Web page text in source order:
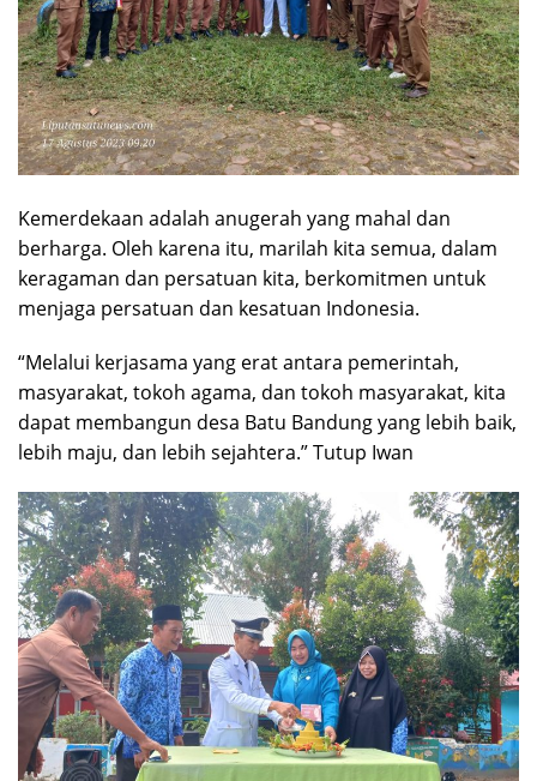
Kemerdekaan adalah anugerah yang mahal dan
berharga. Oleh karena itu, marilah kita semua, dalam
keragaman dan persatuan kita, berkomitmen untuk
menjaga persatuan dan kesatuan Indonesia.
“Melalui kerjasama yang erat antara pemerintah,
masyarakat, tokoh agama, dan tokoh masyarakat, kita
dapat membangun desa Batu Bandung yang lebih baik,
lebih maju, dan lebih sejahtera.” Tutup Iwan